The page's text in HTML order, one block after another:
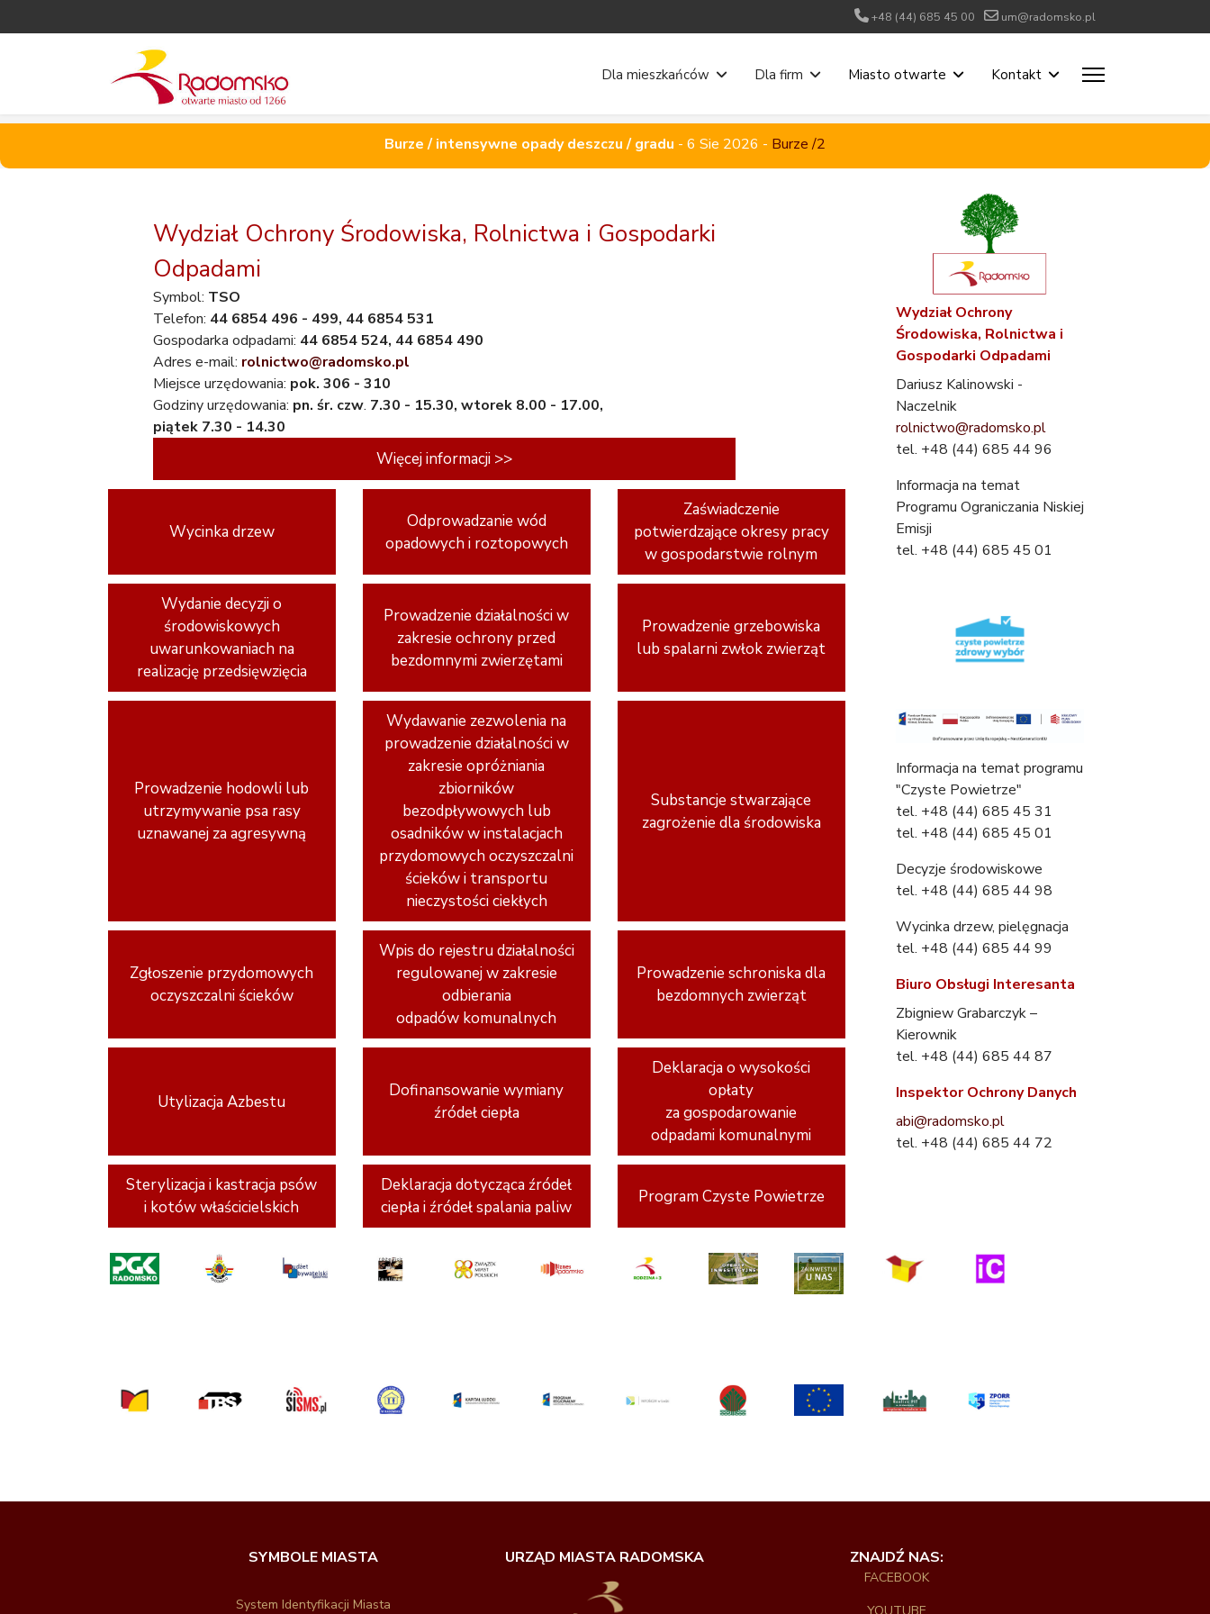
+48 (44) 685 45 00 um@radomsko.pl
Dla mieszkańców Dla firm Miasto otwarte Kontakt
Burze / intensywne opady deszczu / gradu - 6 Sie 2026 - Burze /2
Wydział Ochrony Środowiska, Rolnictwa i Gospodarki
Odpadami
Symbol: TSO
Telefon: 44 6854 496 - 499, 44 6854 531
Gospodarka odpadami: 44 6854 524, 44 6854 490
Adres e-mail: rolnictwo@radomsko.pl
Miejsce urzędowania: pok. 306 - 310
Godziny urzędowania: pn. śr. czw. 7.30 - 15.30, wtorek 8.00 - 17.00,
piątek 7.30 - 14.30
Więcej informacji >>
Wycinka drzew
Odprowadzanie wód
opadowych i roztopowych
Zaświadczenie
potwierdzające okresy pracy
w gospodarstwie rolnym
Wydanie decyzji o
środowiskowych
uwarunkowaniach na
realizację przedsięwzięcia
Prowadzenie działalności w
zakresie ochrony przed
bezdomnymi zwierzętami
Prowadzenie grzebowiska
lub spalarni zwłok zwierząt
Prowadzenie hodowli lub
utrzymywanie psa rasy
uznawanej za agresywną
Wydawanie zezwolenia na
prowadzenie działalności w
zakresie opróżniania
zbiorników
bezodpływowych lub
osadników w instalacjach
przydomowych oczyszczalni
ścieków i transportu
nieczystości ciekłych
Substancje stwarzające
zagrożenie dla środowiska
Zgłoszenie przydomowych
oczyszczalni ścieków
Wpis do rejestru działalności
regulowanej w zakresie
odbierania
odpadów komunalnych
Prowadzenie schroniska dla
bezdomnych zwierząt
Utylizacja Azbestu
Dofinansowanie wymiany
źródeł ciepła
Deklaracja o wysokości
opłaty
za gospodarowanie
odpadami komunalnymi
Sterylizacja i kastracja psów
i kotów właścicielskich
Deklaracja dotycząca źródeł
ciepła i źródeł spalania paliw
Program Czyste Powietrze
Wydział Ochrony
Środowiska, Rolnictwa i
Gospodarki Odpadami
Dariusz Kalinowski -
Naczelnik
rolnictwo@radomsko.pl
tel. +48 (44) 685 44 96
Informacja na temat
Programu Ograniczania Niskiej
Emisji
tel. +48 (44) 685 45 01
Informacja na temat programu
"Czyste Powietrze"
tel. +48 (44) 685 45 31
tel. +48 (44) 685 45 01
Decyzje środowiskowe
tel. +48 (44) 685 44 98
Wycinka drzew, pielęgnacja
tel. +48 (44) 685 44 99
Biuro Obsługi Interesanta
Zbigniew Grabarczyk –
Kierownik
tel. +48 (44) 685 44 87
Inspektor Ochrony Danych
abi@radomsko.pl
tel. +48 (44) 685 44 72
SYMBOLE MIASTA
System Identyfikacji Miasta
URZĄD MIASTA RADOMSKA ZNAJDŹ NAS:
FACEBOOK
YOUTUBE